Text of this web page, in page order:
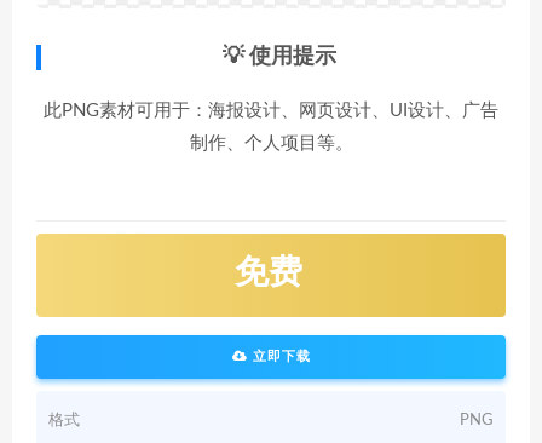
💡 使用提示
此PNG素材可用于：海报设计、网页设计、UI设计、广告
制作、个人项目等。
免费
立即下载
格式 PNG